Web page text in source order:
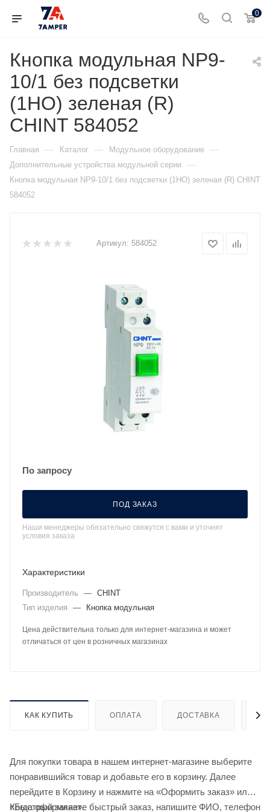
0
Кнопка модульная NP9-
10/1 без подсветки
(1НО) зеленая (R)
CHINT 584052
Главная — Каталог — Модульное оборудование —
Дополнительные устройства модульной серии —
Кнопка модульная NP9-10/1 без подсветки (1НО) зеленая (R) CHINT
584052
Артикул: 584052
По запросу
ПОД ЗАКАЗ
Наши менеджеры обязательно свяжутся с вами и уточнят
условия заказа
Характеристики
Производитель — CHINT
Тип изделия
— Кнопка модульная
Цена действительна только для интернет-магазина и может
отличаться от цен в розничных магазинах
КАК КУПИТЬ ОПЛАТА ДОСТАВКА
Для покупки товара в нашем интернет-магазине выберите
понравившийся товар и добавьте его в корзину. Далее
перейдите в Корзину и нажмите на «Оформить заказ» или
«Быстрый заказ».
Когда оформляете быстрый заказ, напишите ФИО, телефон